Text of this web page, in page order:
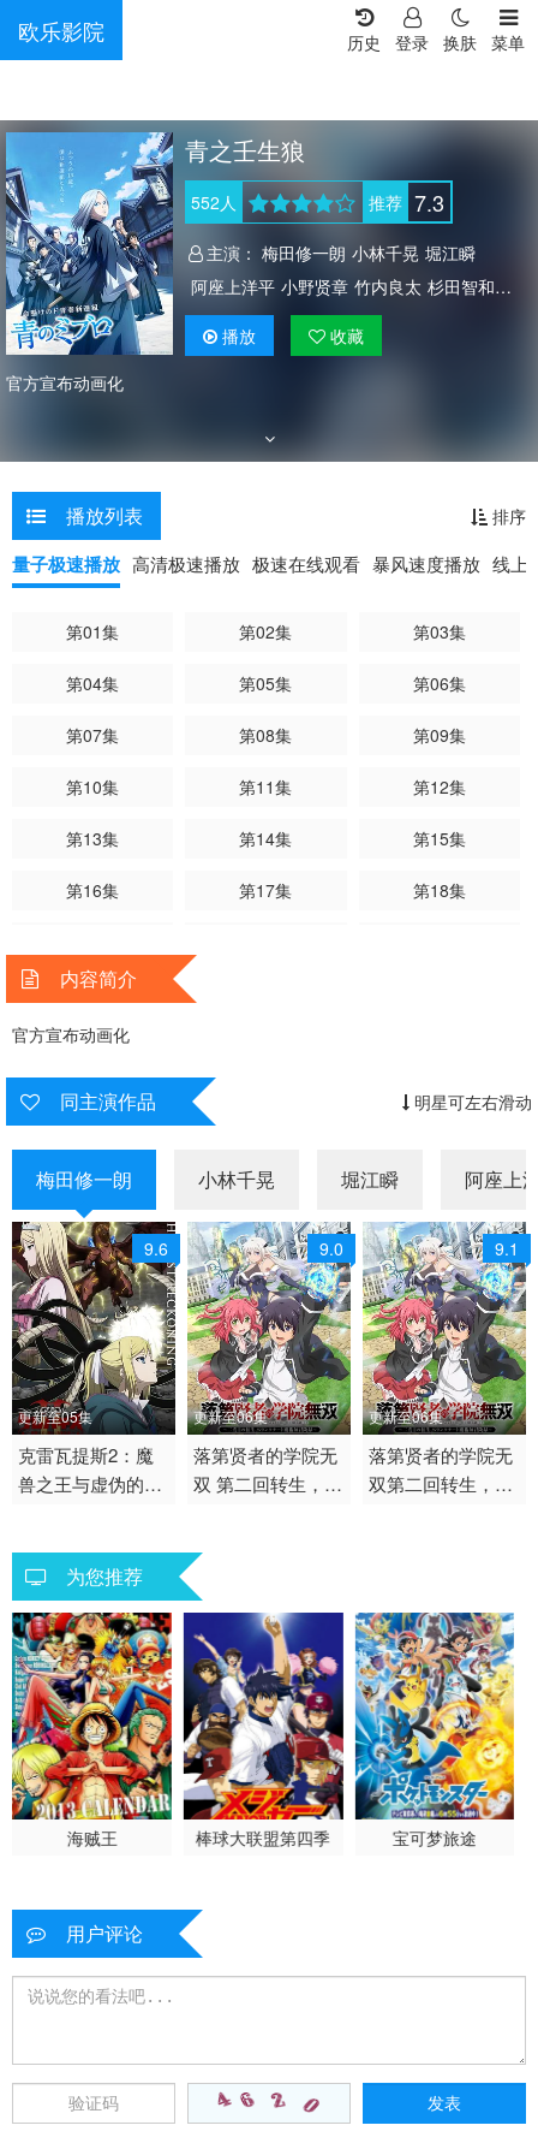
欧乐影院 菜单
换肤
登录
历史
青之壬生狼
552人 推荐 7.3
主演： 梅田修一朗 小林千晃 堀江瞬
阿座上洋平 小野贤章 竹内良太 杉田智和
津田健次郎
岩崎谅太 河西健吾
杉山纪彰 梅原裕一郎 大野智敬
播放
收藏
官方宣布动画化
播放列表 排序
量子极速播放 高清极速播放 极速在线观看 暴风速度播放 线上
第01集 第02集 第03集
第04集 第05集 第06集
第07集 第08集 第09集
第10集 第11集 第12集
第13集 第14集 第15集
第16集 第17集 第18集
第22集
内容简介
官方宣布动画化
同主演作品 明星可左右滑动
梅田修一朗 小林千晃 堀江瞬 阿座上
9.6
更新至05集
2026 / 日本 / 日语
日韩动漫
克雷瓦提斯2：魔
兽之王与虚伪的勇
9.0
更新至06集
2026 / 日本 / 日语
日韩动漫
落第贤者的学院无
双 第二回转生，S
9.1
更新至06集
2026 / 日本 / 日语
日韩动漫
落第贤者的学院无
双第二回转生，S
为您推荐
海贼王 棒球大联盟第四季 宝可梦旅途
用户评论